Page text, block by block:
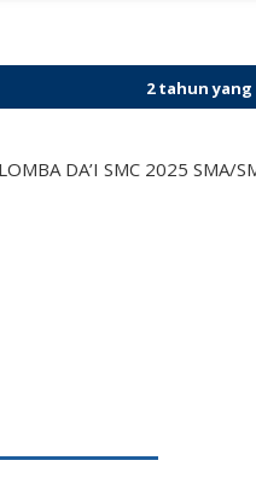
2 tahun yang lalu/
DA’I SMC 2025 SMA/